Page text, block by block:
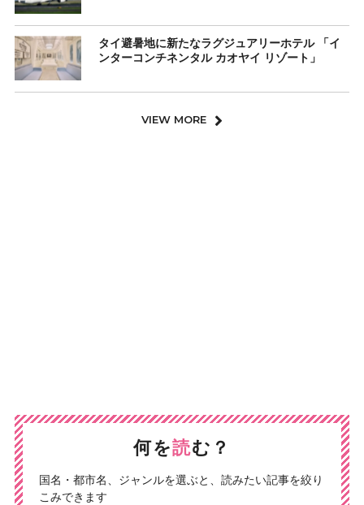
タイ避暑地に新たなラグジュアリーホテル 「イ
ンターコンチネンタル カオヤイ リゾート」
VIEW MORE
何を読む？
国名・都市名、ジャンルを選ぶと、読みたい記事を絞り
こみできます